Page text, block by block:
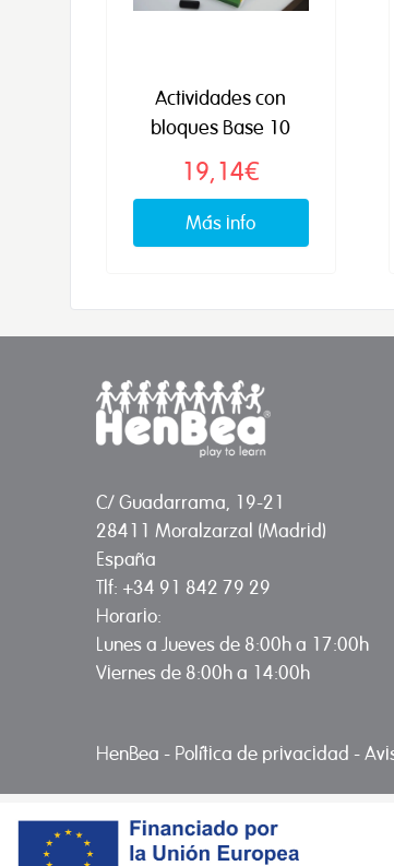
Actividades con
bloques Base 10
19,14€
Más info
C/ Guadarrama, 19-21
28411 Moralzarzal (Madrid)
España
Tlf: +34 91 842 79 29
Horario:
Lunes a Jueves de 8:00h a 17:00h
Viernes de 8:00h a 14:00h
HenBea - Política de privacidad -